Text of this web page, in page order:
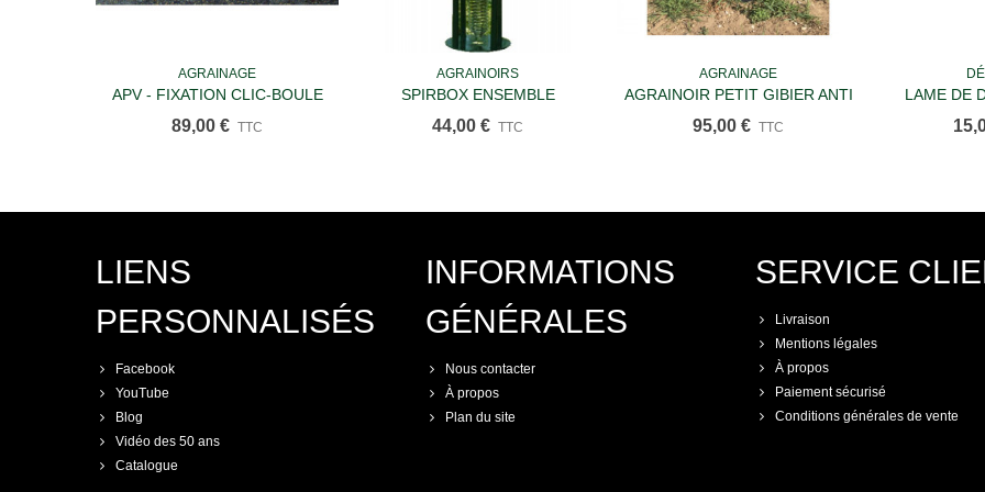
Ajouter au panier
AGRAINAGE
APV - FIXATION CLIC-BOULE
89,00 € TTC
Ajouter au panier
AGRAINOIRS
SPIRBOX ENSEMBLE
44,00 € TTC
Ajouter au panier
AGRAINAGE
AGRAINOIR PETIT GIBIER ANTI
SANGLIER - L'unité À Partir De
95,00 € TTC
LAME DE
LIENS
PERSONNALISÉS
Facebook
YouTube
Blog
Vidéo des 50 ans
Catalogue
INFORMATIONS
GÉNÉRALES
Nous contacter
À propos
Plan du site
SERVICE
Livraison
Mentions légales
À propos
Paiement sécurisé
Conditions générales de vente